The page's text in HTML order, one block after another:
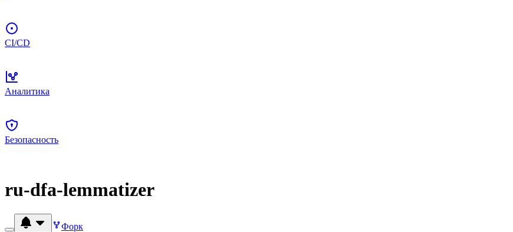
CI/CD
Аналитика
Безопасность
ru-dfa-lemmatizer
Форк